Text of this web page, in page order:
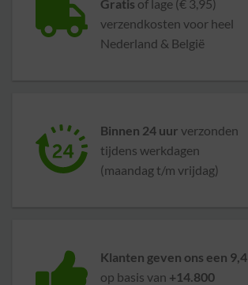
Gratis of lage (€ 3,95)
verzendkosten voor heel
Nederland & België
Binnen 24 uur verzonden
tijdens werkdagen
(maandag t/m vrijdag)
Klanten geven ons een 9,4
op basis van +14.800